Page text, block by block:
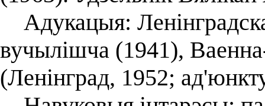
Адукацыя:
вучылішча (1941),
(Ленінград, 1952;